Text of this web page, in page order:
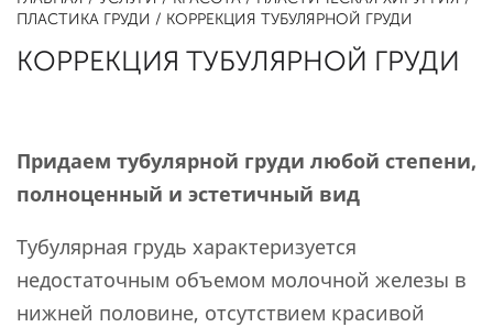
ПЛАСТИКА ГРУДИ
КОРРЕКЦИЯ ТУБУЛЯРНОЙ ГРУДИ
КОРРЕКЦИЯ ТУБУЛЯРНОЙ ГРУДИ
Придаем тубулярной груди любой степени,
полноценный и эстетичный вид
Тубулярная грудь характеризуется
недостаточным объемом молочной железы в
нижней половине, отсутствием красивой